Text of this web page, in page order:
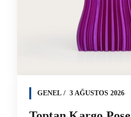
GENEL 3 AĞUSTOS 2026